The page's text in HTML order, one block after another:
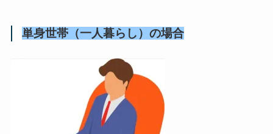
単身世帯（一人暮らし）の場合